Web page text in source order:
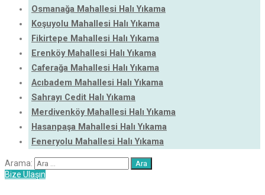
Osmanağa Mahallesi Halı Yıkama
Koşuyolu Mahallesi Halı Yıkama
Fikirtepe Mahallesi Halı Yıkama
Erenköy Mahallesi Halı Yıkama
Caferağa Mahallesi Halı Yıkama
Acıbadem Mahallesi Halı Yıkama
Sahrayı Cedit Halı Yıkama
Merdivenköy Mahallesi Halı Yıkama
Hasanpaşa Mahallesi Halı Yıkama
Feneryolu Mahallesi Halı Yıkama
Arama:
Bize Ulaşın